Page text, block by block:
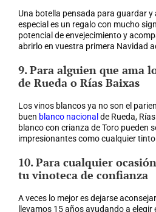
Una botella pensada para guardar y
especial es un regalo con mucho
potencial de envejecimiento y
abrirlo en vuestra primera Navidad
9. Para alguien que ama
de Rueda o Rías Baixas
Los vinos blancos ya no son el
buen blanco nacionalde Rueda,
blanco con crianza de Toro pueden
impresionantes como cualquier
10. Para cualquier
tu vinoteca de confianza
A veces lo mejor es dejarse
llevamos 15 años ayudando a